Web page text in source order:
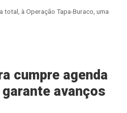
à Operação Tapa-Buraco, uma
cumpre agenda
avanços